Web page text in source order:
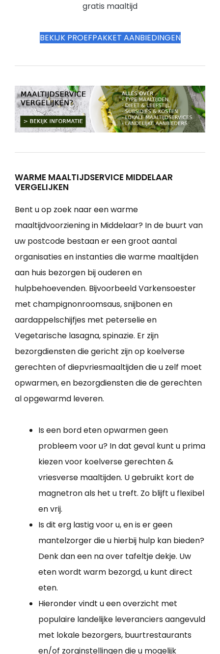
gratis maaltijd
BEKIJK PROEFPAKKET AANBIEDINGEN
WARME MAALTIJDSERVICE MIDDELAAR
VERGELIJKEN
Bent u op zoek naar een warme
maaltijdvoorziening in Middelaar? In de buurt van
uw postcode bestaan er een groot aantal
organisaties en instanties die warme maaltijden
aan huis bezorgen bij ouderen en
hulpbehoevenden. Bijvoorbeeld Varkensoester
met champignonroomsaus, snijbonen en
aardappelschijfjes met peterselie en
Vegetarische lasagna, spinazie. Er zijn
bezorgdiensten die gericht zijn op koelverse
gerechten of diepvriesmaaltijden die u zelf moet
opwarmen, en bezorgdiensten die de gerechten
al opgewarmd leveren.
Is een bord eten opwarmen geen
probleem voor u? In dat geval kunt u prima
kiezen voor koelverse gerechten &
vriesverse maaltijden. U gebruikt kort de
magnetron als het u treft. Zo blijft u flexibel
en vrij.
Is dit erg lastig voor u, en is er geen
mantelzorger die u hierbij hulp kan bieden?
Denk dan een na over tafeltje dekje. Uw
eten wordt warm bezorgd, u kunt direct
eten.
Hieronder vindt u een overzicht met
populaire landelijke leveranciers aangevuld
met lokale bezorgers, buurtrestaurants
en/of zorginstellingen die u mogelijk